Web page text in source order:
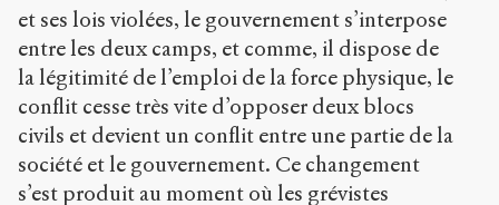
et ses lois violées, le gouvernement s’interpose
entre les deux camps, et comme, il dispose de
la légitimité de l’emploi de la force physique, le
conflit cesse très vite d’opposer deux blocs
civils et devient un conflit entre une partie de la
société et le gouvernement. Ce changement
s’est produit au moment où les grévistes